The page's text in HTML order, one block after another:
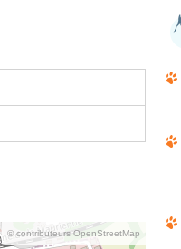
© contributeurs OpenStreetMap